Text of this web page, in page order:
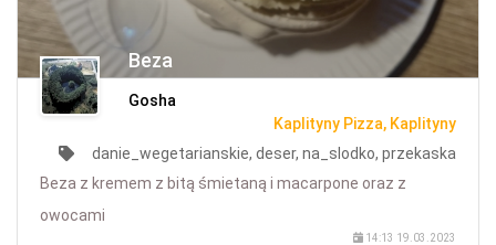
Beza
Gosha
Kaplityny Pizza, Kaplityny
danie_wegetarianskie, deser, na_slodko, przekaska
Beza z kremem z bitą śmietaną i macarpone oraz z
owocami
14:13 19.03.2023